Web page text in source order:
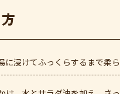
に浸けてふっくらするまで柔